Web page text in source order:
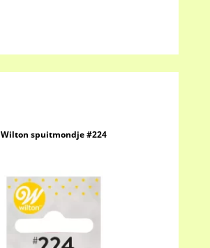
Wilton spuitmondje #224